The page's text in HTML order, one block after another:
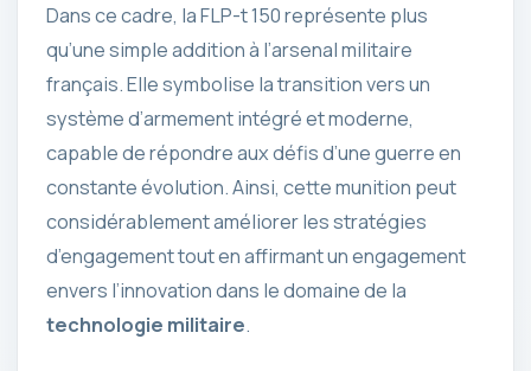
Dans ce cadre, la FLP-t 150 représente plus
qu’une simple addition à l’arsenal militaire
français. Elle symbolise la transition vers un
système d’armement intégré et moderne,
capable de répondre aux défis d’une guerre en
constante évolution. Ainsi, cette munition peut
considérablement améliorer les stratégies
d’engagement tout en affirmant un engagement
envers l’innovation dans le domaine de la
technologie militaire.